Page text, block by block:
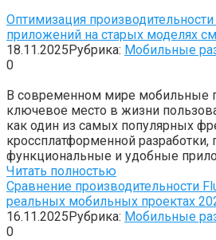
Оптимизация
приложений на старых моделях
18.11.2025Рубрика: Мобильные
0
В современном мире мобильные
ключевое место в жизни
как один из самых популярных
кроссплатформенной разработки,
функциональные и удобные
Читать полностью
Сравнение производительности
реальных мобильных проектах
16.11.2025Рубрика: Мобильные
0